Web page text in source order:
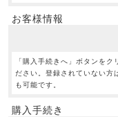
お客様情報
「購入手続きへ」ボタンを
ださい。登録されていない方
も可能です。
購入手続き